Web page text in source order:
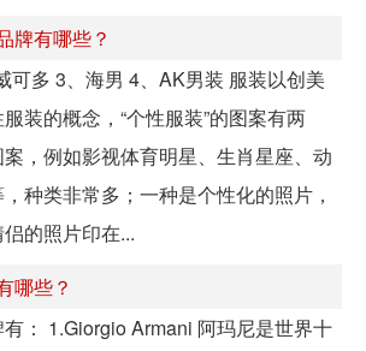
牌有哪些？
可多 3、海男 4、AK男装 服装以创美
装的概念，“个性服装”的图案有两
，例如影视体育明星、生肖星座、动
种类非常多；一种是个性化的照片，
的照片印在...
哪些？
： 1.Giorgio Armani 阿玛尼是世界十